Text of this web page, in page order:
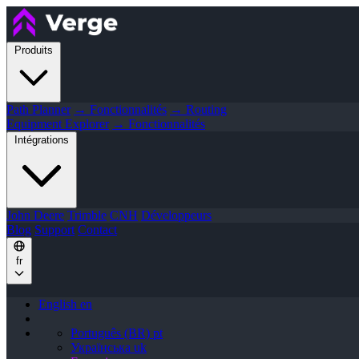
Produits
Path Planner → Fonctionnalités → Routing
Equipment Explorer → Fonctionnalités
Intégrations
John Deere Trimble CNH Développeurs
Blog Support Contact
fr
English en
Português (BR) pt
Українська uk